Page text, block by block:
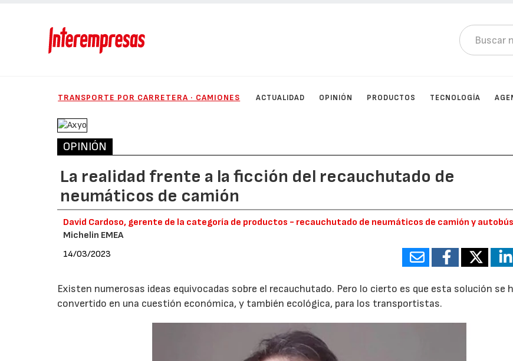
TRANSPORTE POR CARRETERA · CAMIONES ACTUALIDAD OPINIÓN PRODUCTOS TECNOLOGÍA
OPINIÓN
La realidad frente a la ficción del recauchutado de
neumáticos de camión
David Cardoso, gerente de la categoría de productos - recauchutado de neumáticos de camión y
Michelin EMEA
14/03/2023
Existen numerosas ideas equivocadas sobre el recauchutado. Pero lo cierto es que esta solución se
convertido en una cuestión económica, y también ecológica, para los transportistas.